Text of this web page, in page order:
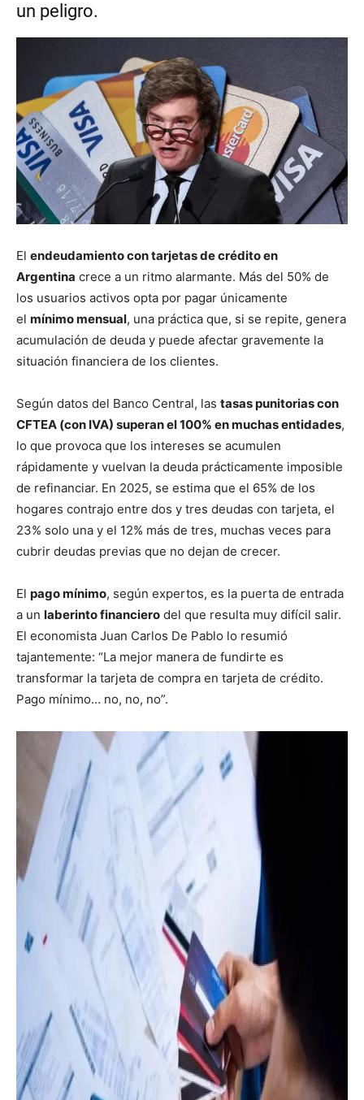
un peligro.
El endeudamiento con tarjetas de crédito en
Argentina crece a un ritmo alarmante. Más del 50% de
los usuarios activos opta por pagar únicamente
el mínimo mensual, una práctica que, si se repite, genera
acumulación de deuda y puede afectar gravemente la
situación financiera de los clientes.
Según datos del Banco Central, las tasas punitorias con
CFTEA (con IVA) superan el 100% en muchas entidades,
lo que provoca que los intereses se acumulen
rápidamente y vuelvan la deuda prácticamente imposible
de refinanciar. En 2025, se estima que el 65% de los
hogares contrajo entre dos y tres deudas con tarjeta, el
23% solo una y el 12% más de tres, muchas veces para
cubrir deudas previas que no dejan de crecer.
El pago mínimo, según expertos, es la puerta de entrada
a un laberinto financiero del que resulta muy difícil salir.
El economista Juan Carlos De Pablo lo resumió
tajantemente: “La mejor manera de fundirte es
transformar la tarjeta de compra en tarjeta de crédito.
Pago mínimo… no, no, no”.